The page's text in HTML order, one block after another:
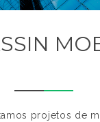
projetos de